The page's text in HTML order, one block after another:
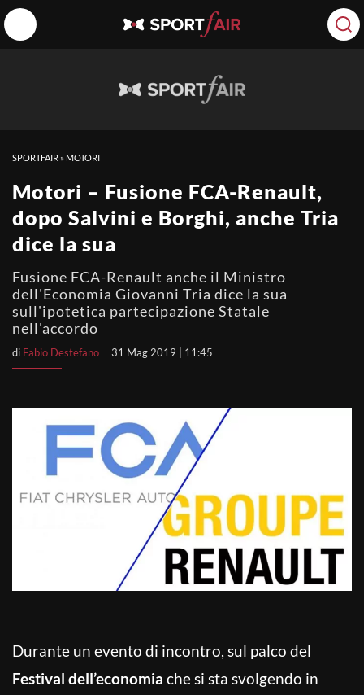
SPORTFAIR » MOTORI
Motori – Fusione FCA-Renault,
dopo Salvini e Borghi, anche Tria
dice la sua
Fusione FCA-Renault anche il Ministro
dell'Economia Giovanni Tria dice la sua
sull'ipotetica partecipazione Statale
nell'accordo
di Fabio Destefano 31 Mag 2019 | 11:45
Durante un evento di incontro, sul palco del
Festival dell’economia che si sta svolgendo in